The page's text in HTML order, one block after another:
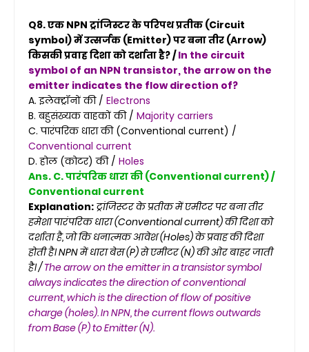
Q8. एक NPN ट्रांजिस्टर के परिपथ प्रतीक (Circuit
symbol) में उत्सर्जक (Emitter) पर बना तीर (Arrow)
किसकी प्रवाह दिशा को दर्शाता है? /In the circuit
symbol of an NPN transistor, the arrow on the
emitter indicates the flow direction of?
A. इलेक्ट्रॉनों की / Electrons
B. बहुसंख्यक वाहकों की / Majority carriers
C. पारंपरिक धारा की (Conventional current) /
Conventional current
D. होल (कोटर) की / Holes
Ans. C. पारंपरिक धारा की (Conventional current) /
Conventional current
Explanation: ट्रांजिस्टर के प्रतीक में एमीटर पर बना तीर
हमेशा पारंपरिक धारा (Conventional current) की दिशा को
दर्शाता है, जो कि धनात्मक आवेश (Holes) के प्रवाह की दिशा
होती है। NPN में धारा बेस (P) से एमीटर (N) की ओर बाहर जाती
है। /The arrow on the emitter in a transistor symbol
always indicates the direction of conventional
current, which is the direction of flow of positive
charge (holes). In NPN, the current flows outwards
from Base (P) to Emitter (N).